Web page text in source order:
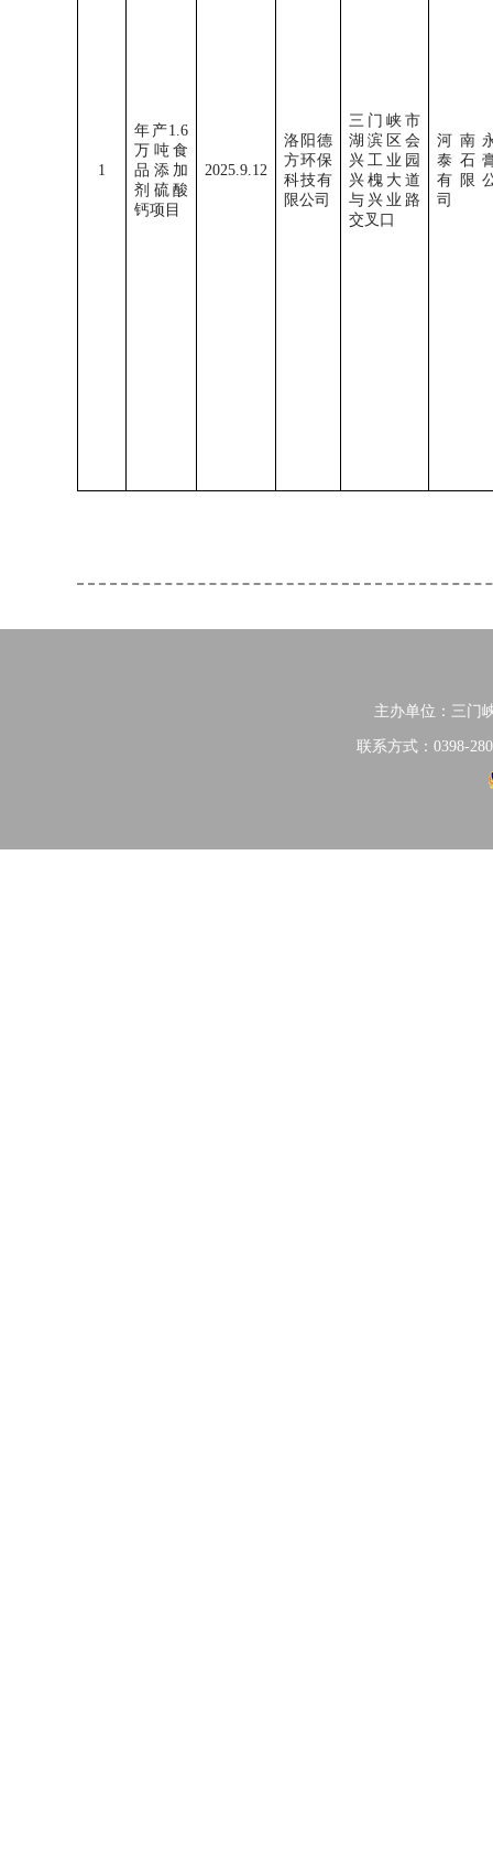
1
年产1.6
万吨食
品添加
剂硫酸
钙项目
2025.9.12
洛阳德
方环保
科技有
限公司
三门峡市
湖滨区会
兴工业园
兴槐大道
与兴业路
交叉口
河南
泰石
有限
司
主办单位：三门
联系方式：0398-